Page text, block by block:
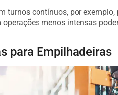
turnos contínuos, por
menos intensas
para Empilhadeiras